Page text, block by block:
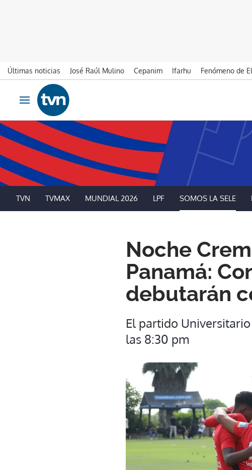
Últimas noticias José Raúl Mulino Cepanim Ifarhu Fenómeno de
Ir al contenido
Obrir navegació
TVN TVMAX MUNDIAL 2026 LPF SOMOS LA SELE
Noche
Panamá:
debutarán
El partido
las 8:30 pm